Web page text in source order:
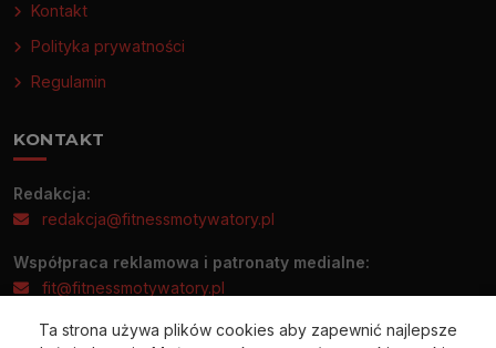
Kontakt
Polityka prywatności
Regulamin
KONTAKT
Redakcja:
redakcja@fitnessmotywatory.pl
Współpraca reklamowa i patronaty medialne:
fit@fitnessmotywatory.pl
Informacje prasowe prosimy wysyłać wyłącznie na adres:
Ta strona używa plików cookies aby zapewnić najlepsze